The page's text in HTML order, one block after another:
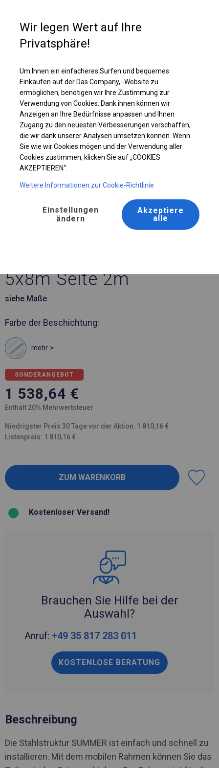
Solides Partyzelt | 5x8 m
5x8m Seite 2m
siehe Maße
Farbe der Beschichtung:
mehr >
SONDERANGEBOT
1 538,64 €
Enthält 20% Mehrwertsteuer
Niedrigster Preis 30 Tage vor der Aktion: 1 810,16 €
Listenpreis: 1 810,16 €
Kostenloser Versand!
Brauchen Sie Hilfe bei der
Auswahl?
Anruf: +49 35 817 283 011
KOSTENLOSE BERATUNG
Beschreibung
Die Stahlstruktur SUMMER ist einfach und schnell zu
installieren. Mit dem mobilen Rahmen können Sie das
Wir legen Wert auf Ihre
Privatsphäre!
Um Ihnen ein einfacheres Surfen und bequemes
Einkaufen auf der Das Company, -Website zu
ermöglichen, benötigen wir Ihre Zustimmung zur
Verwendung von Cookies. Dank ihnen können wir
Anzeigen an Ihre Bedürfnisse anpassen und Ihnen
Zugang zu den neuesten Verbesserungen verschaffen,
die wir dank unserer Analysen umsetzen können. Wenn
Sie wie wir Cookies mögen und der Verwendung aller
Cookies zustimmen, klicken Sie auf „COOKIES
AKZEPTIEREN“.
Weitere Informationen zur Cookie-Richtlinie
Einstellungen
ändern
Akzeptiere
alle